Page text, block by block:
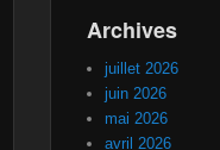
Archives
juillet 2026
juin 2026
mai 2026
avril 2026